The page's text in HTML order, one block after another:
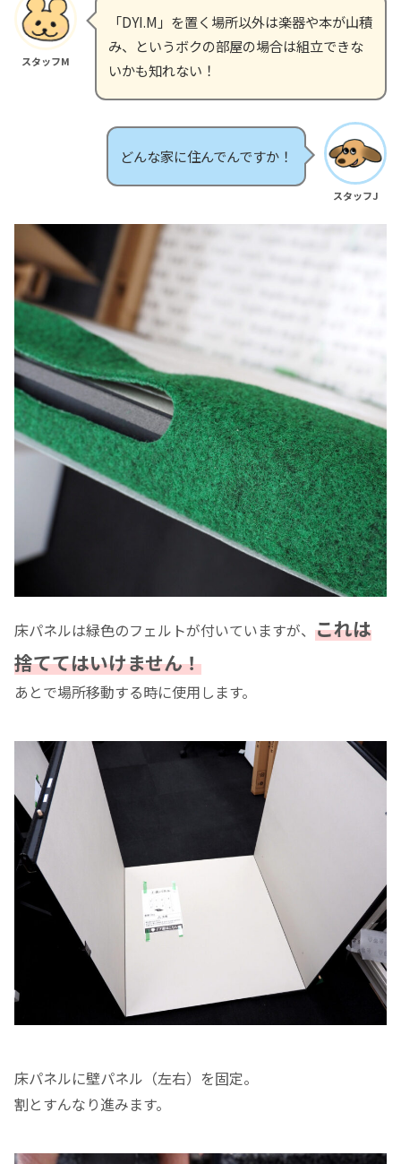
スタッフM
「DYI.M」を置く場所以外は楽器や本が山積
み、というボクの部屋の場合は組立できな
いかも知れない！
スタッフJ
どんな家に住んでんですか！
床パネルは緑色のフェルトが付いていますが、 これは
捨ててはいけません！
あとで場所移動する時に使用します。
床パネルに壁パネル（左右）を固定。
割とすんなり進みます。